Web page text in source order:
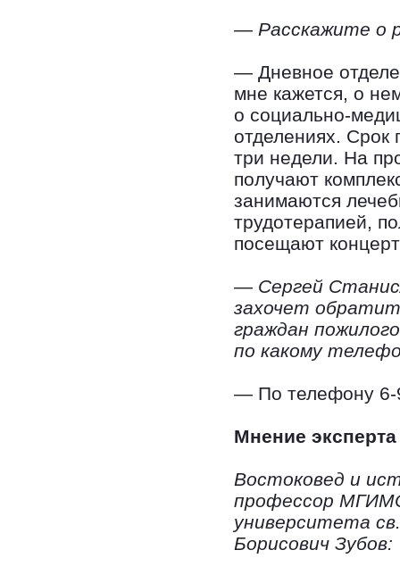
— Расскажите о
— Дневное
мне кажется, о
о социально-
отделениях. Срок
три недели. На
получают
занимаются
трудотерапией,
посещают
— Сергей
захочет
граждан
по какому
— По телефону 6-
Мнение эксперта
Востоковед и
профессор
университета
Борисович Зубов: